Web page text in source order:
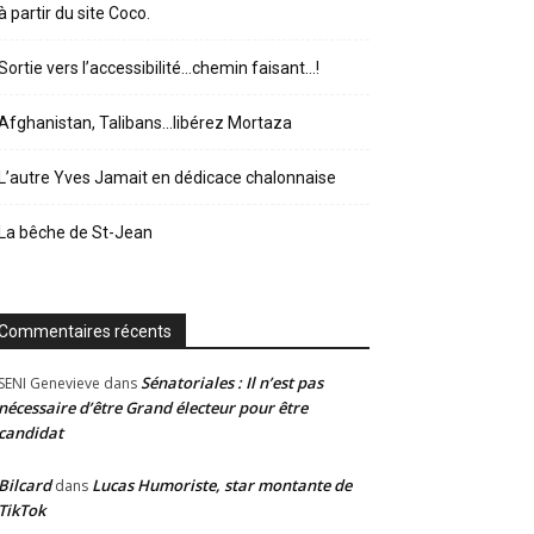
partir du site Coco.
vers l’accessibilité…chemin faisant…!
Talibans…libérez Mortaza
Yves Jamait en dédicace chalonnaise
bêche de St-Jean
récents
Genevieve dansSénatoriales : Il n’est pas
d’être Grand électeur pour être
dans Lucas Humoriste, star montante de